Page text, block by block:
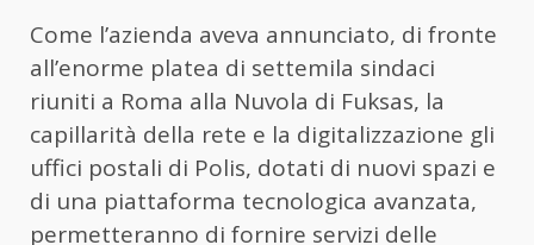
Come l’azienda aveva annunciato, di fronte
all’enorme platea di settemila sindaci
riuniti a Roma alla Nuvola di Fuksas, la
capillarità della rete e la digitalizzazione gli
uffici postali di Polis, dotati di nuovi spazi e
di una piattaforma tecnologica avanzata,
permetteranno di fornire servizi delle